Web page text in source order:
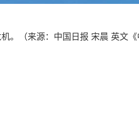
。（来源：中国日报 宋晨 英文《